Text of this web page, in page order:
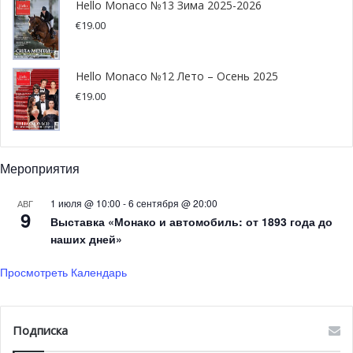
литературного творчества со множеством интересных
произведений, среди которых пьеса «Жизнь святого
Мартина», написанная в 2011 году и представленная на
сцене уже сорок раз.
Hello Monaco №13 Зима 2025-2026
€19.00
Hello Monaco №12 Лето – Осень 2025
€19.00
Мероприятия
АВГ
9
1 июля @ 10:00 -6 сентября @ 20:00
Выставка «Монако и автомобиль: от 1893 года до
наших дней»
Просмотреть Календарь
Подписка